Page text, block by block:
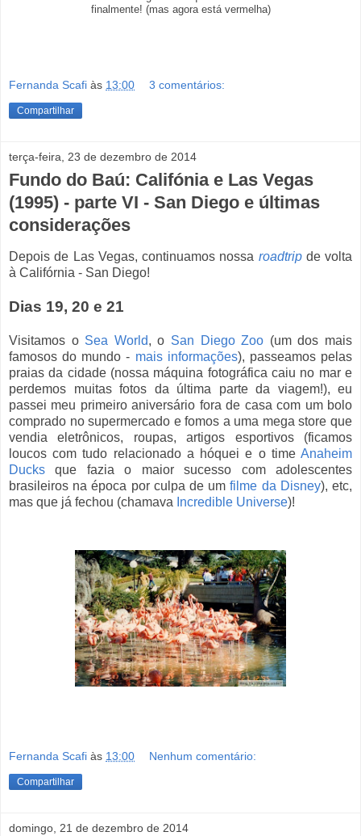
finalmente! (mas agora está vermelha)
Fernanda Scafi às 13:00 3 comentários:
Compartilhar
terça-feira, 23 de dezembro de 2014
Fundo do Baú: Califónia e Las Vegas
(1995) - parte VI - San Diego e últimas
considerações
Depois de Las Vegas, continuamos nossa roadtripde volta
à Califórnia - San Diego!
Dias 19, 20 e 21
Visitamos o Sea World, o San Diego Zoo (um dos mais
famosos do mundo - mais informações), passeamos pelas
praias da cidade (nossa máquina fotográfica caiu no mar e
perdemos muitas fotos da última parte da viagem!), eu
passei meu primeiro aniversário fora de casa com um bolo
comprado no supermercado e fomos a uma mega store que
vendia eletrônicos, roupas, artigos esportivos (ficamos
loucos com tudo relacionado a hóquei e o time Anaheim
Ducks que fazia o maior sucesso com adolescentes
brasileiros na época por culpa de umfilme da Disney), etc,
mas que já fechou (chamava Incredible Universe)!
Fernanda Scafi às 13:00 Nenhum comentário:
Compartilhar
domingo, 21 de dezembro de 2014